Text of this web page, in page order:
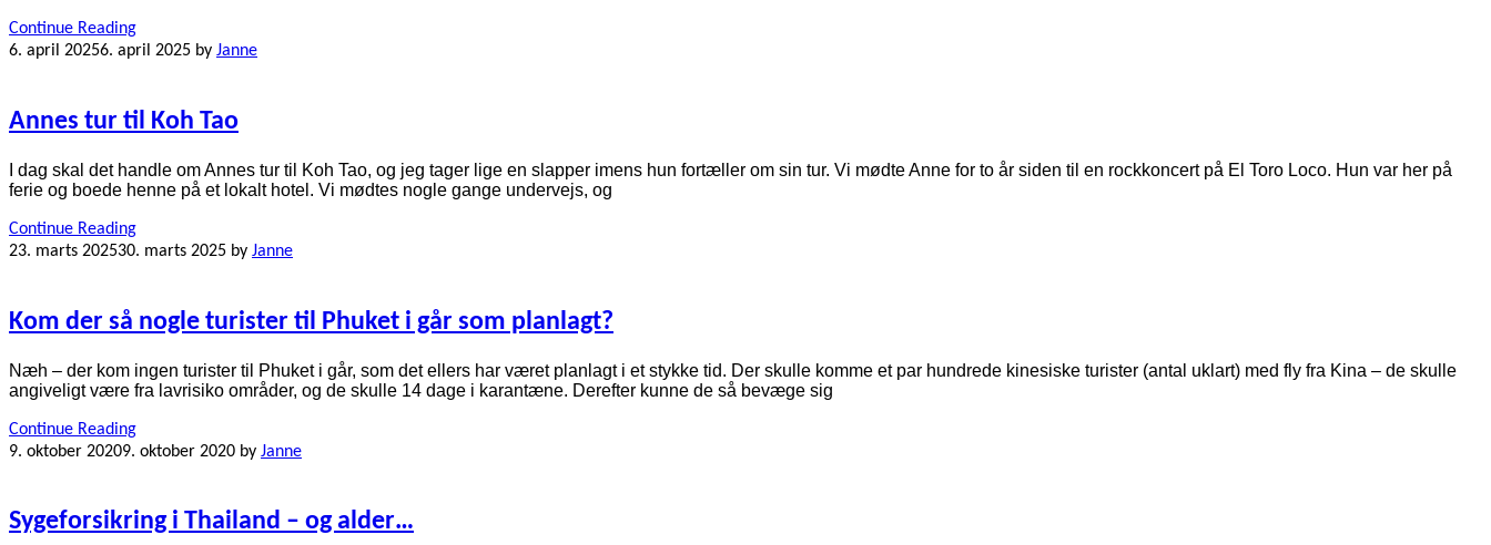
Continue Reading
6. april 20256. april 2025 by Janne
Annes tur til Koh Tao
I dag skal det handle om Annes tur til Koh Tao, og jeg tager lige en slapper imens hun fortæller om sin tur. Vi mødte Anne for to år siden til en rockkoncert på El Toro Loco. Hun var her på
ferie og boede henne på et lokalt hotel. Vi mødtes nogle gange undervejs, og
Continue Reading
23. marts 202530. marts 2025 by Janne
Kom der så nogle turister til Phuket i går som planlagt?
Næh – der kom ingen turister til Phuket i går, som det ellers har været planlagt i et stykke tid. Der skulle komme et par hundrede kinesiske turister (antal uklart) med fly fra Kina – de skulle
angiveligt være fra lavrisiko områder, og de skulle 14 dage i karantæne. Derefter kunne de så bevæge sig
Continue Reading
9. oktober 20209. oktober 2020 by Janne
Sygeforsikring i Thailand – og alder…